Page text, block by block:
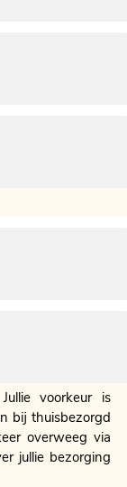
voorkeur is
bij thuisbezorgd
overweeg via
jullie bezorging